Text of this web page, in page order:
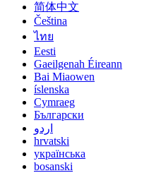
简体中文
Čeština
ไทย
Eesti
Gaeilgenah Éireann
Bai Miaowen
íslenska
Cymraeg
Български
اردو
hrvatski
українська
bosanski